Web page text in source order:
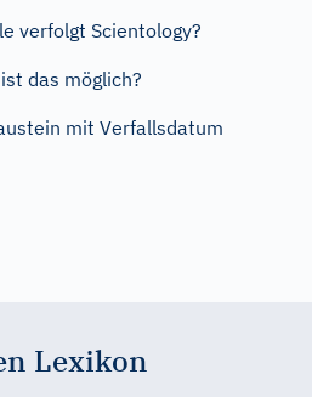
verfolgt Scientology?
das möglich?
mit Verfallsdatum
Lexikon